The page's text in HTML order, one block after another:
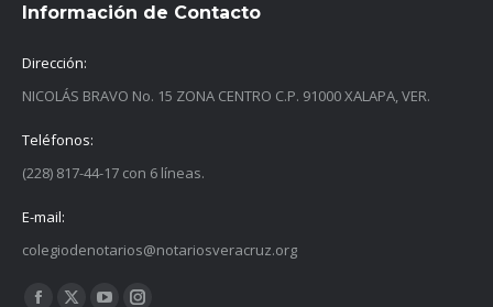
Información de Contacto
Dirección:
NICOLÁS BRAVO No. 15 ZONA CENTRO C.P. 91000 XALAPA, VER.
Teléfonos:
(228) 817-44-17 con 6 líneas.
E-mail:
colegiodenotarios@notariosveracruz.org
Find us on: